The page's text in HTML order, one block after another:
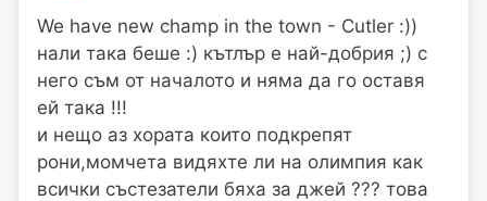
We have new champ in the town - Cutler :))
нали така беше :) кътлър е най-добрия ;) с
него съм от началото и няма да го оставя
ей така !!!
и нещо аз хората които подкрепят
рони,момчета видяхте ли на олимпия как
всички състезатели бяха за джей ??? това